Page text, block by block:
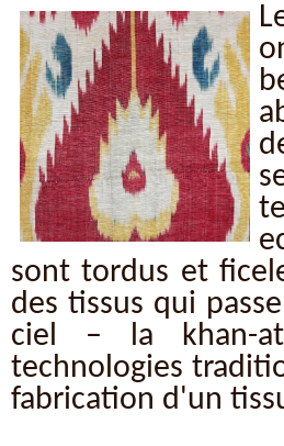
sont tordus et
des tissus qui
ciel – la khan-
technologies
fabrication d'un